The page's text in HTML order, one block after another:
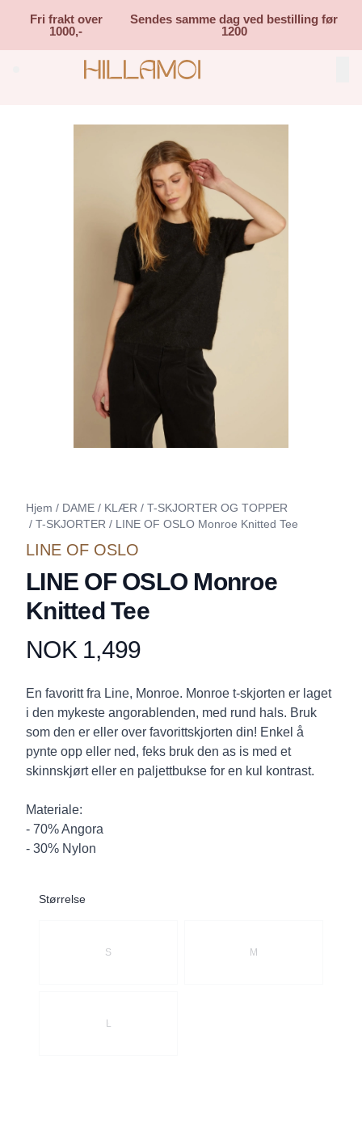
Fri frakt over
1000,-
Sendes samme dag ved bestilling før
1200
Search (⌘K)
Hjem / DAME / KLÆR / T-SKJORTER OG TOPPER
/ T-SKJORTER / LINE OF OSLO Monroe Knitted Tee
LINE OF OSLO
LINE OF OSLO Monroe
Knitted Tee
Produktdetaljer
NOK 1,499
Description
En favoritt fra Line, Monroe. Monroe t-skjorten er laget
i den mykeste angorablenden, med rund hals. Bruk
som den er eller over favorittskjorten din! Enkel å
pynte opp eller ned, feks bruk den as is med et
skinnskjørt eller en paljettbukse for en kul kontrast.
Materiale:
- 70% Angora
- 30% Nylon
Størrelse
S M
L